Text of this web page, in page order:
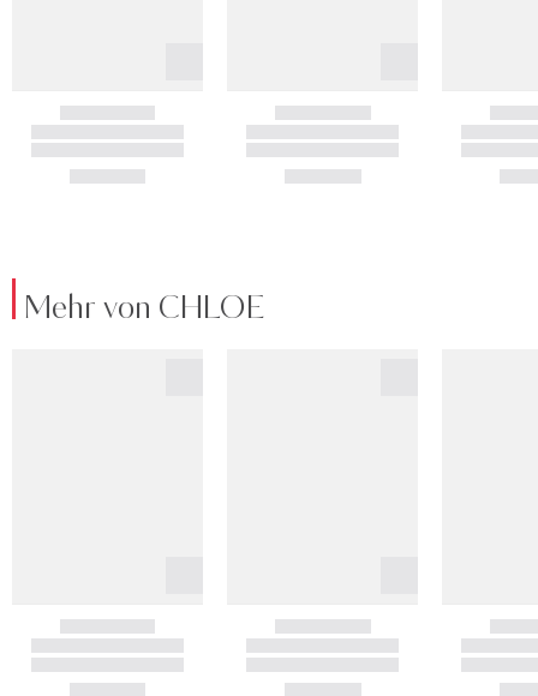
Mehr von CHLOE